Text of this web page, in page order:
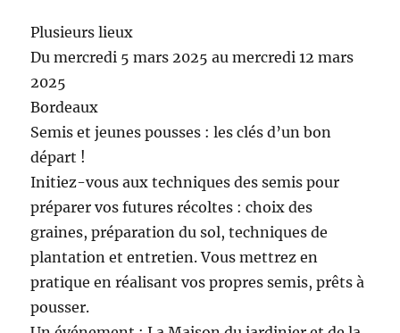
Plusieurs lieux
Du mercredi 5 mars 2025 au mercredi 12 mars
2025
Bordeaux
Semis et jeunes pousses : les clés d’un bon
départ !
Initiez-vous aux techniques des semis pour
préparer vos futures récoltes : choix des
graines, préparation du sol, techniques de
plantation et entretien. Vous mettrez en
pratique en réalisant vos propres semis, prêts à
pousser.